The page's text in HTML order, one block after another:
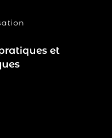
et
l’accessoire